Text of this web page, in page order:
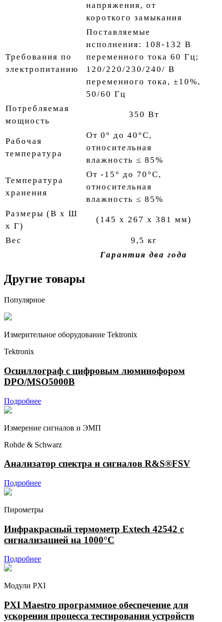
напряжения, от
короткого замыкания
Требования по
электропитанию
Поставляемые
исполнения: 108-132 В
переменного тока 60 Гц;
120/220/230/240/ В
переменного тока, ±10%,
50/60 Гц
Потребляемая
мощность
350 Вт
Рабочая
температура
От 0° до 40°C,
относительная
влажность ≤ 85%
Температура
хранения
От -15° до 70°C,
относительная
влажность ≤ 85%
Размеры (В x Ш
x Г)
(145 x 267 x 381 мм)
Вес
9,5 кг
Гарантия два года
Другие товары
Популярное
Измерительное оборудование Tektronix
Tektronix
Осциллограф с цифровым люминофором
DPO/MSO5000B
Подробнее
Измерение сигналов и ЭМП
Rohde & Schwarz
Анализатор спектра и сигналов R&S®FSV
Подробнее
Пирометры
Инфракрасный термометр Extech 42542 с
сигнализацией на 1000°С
Подробнее
Модули PXI
PXI Maestro программное обеспечение для
ускорения процесса тестирования устройств